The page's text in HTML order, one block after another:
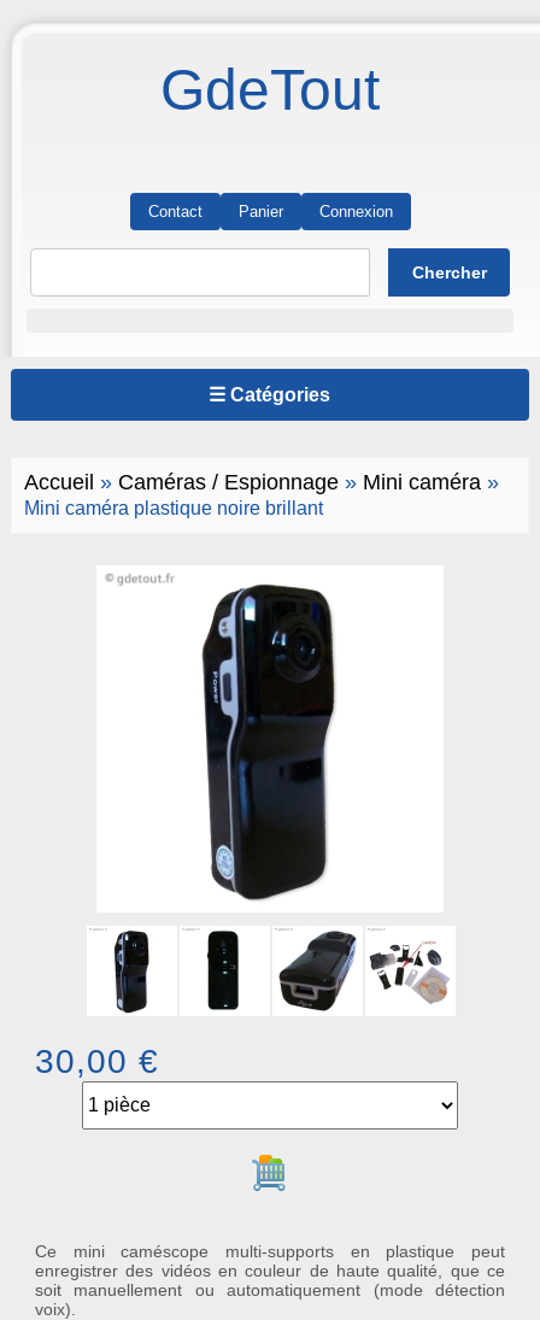
GdeTout
Contact Panier Connexion
☰ Catégories
Accueil » Caméras / Espionnage» Mini caméra»
Mini caméra plastique noire brillant
30,00 €
Ajouter au panier
Ce mini caméscope multi-supports en plastique peut
enregistrer des vidéos en couleur de haute qualité, que ce
soit manuellement ou automatiquement (mode détection
voix).